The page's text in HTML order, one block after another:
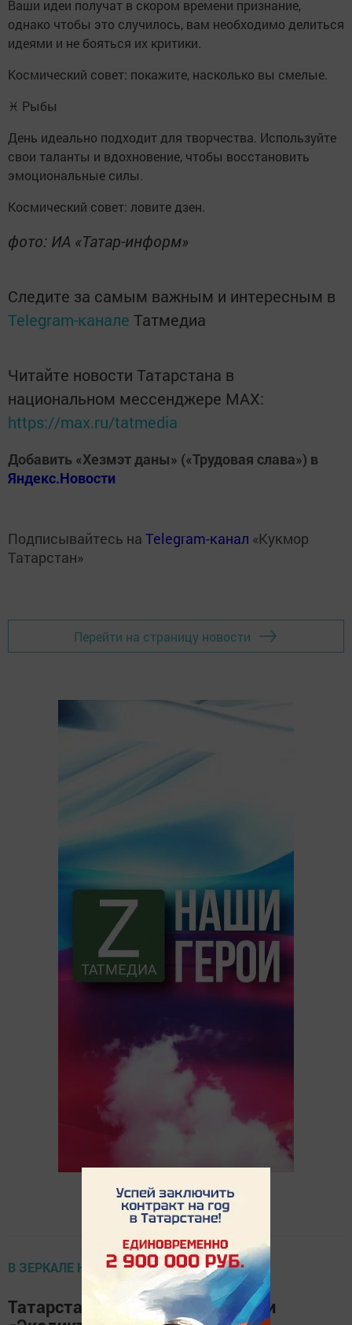
Ваши идеи получат в скором времени признание,
однако чтобы это случилось, вам необходимо делиться
идеями и не бояться их критики.
Космический совет: покажите, насколько вы смелые.
♓ Рыбы
День идеально подходит для творчества. Используйте
свои таланты и вдохновение, чтобы восстановить
эмоциональные силы.
Космический совет: ловите дзен.
фото: ИА «Татар-информ»
Следите за самым важным и интересным в
Telegram-канале Татмедиа
Читайте новости Татарстана в
национальном мессенджере MАХ:
https://max.ru/tatmedia
Добавить «Хезмэт даны» («Трудовая слава») в
Яндекс.Новости
Подписывайтесь на Telegram-канал «Кукмор
Татарстан»
Перейти на страницу новости
В ЗЕРКАЛЕ НАЦИОНАЛЬНЫХ ПРОЕКТОВ
Татарстанцев пригласили пройти